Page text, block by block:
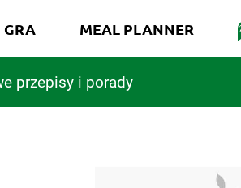
przepisy i porady
GRA MEAL PLANNER